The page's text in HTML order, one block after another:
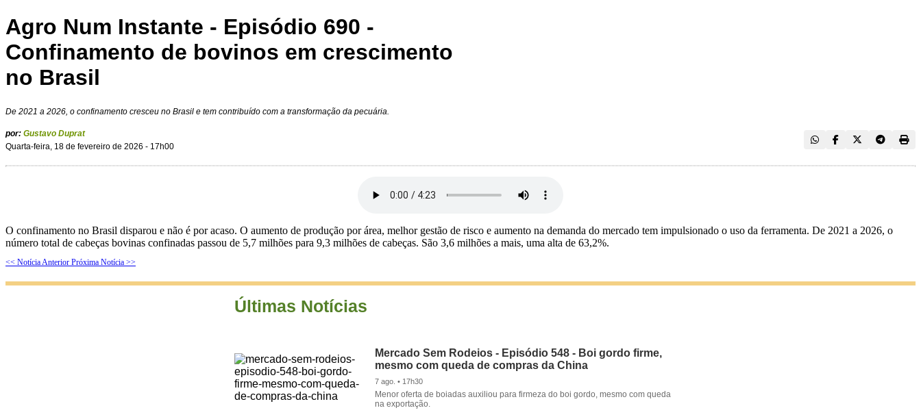
Agro Num Instante - Episódio 690 -
Confinamento de bovinos em crescimento
no Brasil
De 2021 a 2026, o confinamento cresceu no Brasil e tem contribuído com a transformação da pecuária.
por: Gustavo Duprat
Quarta-feira, 18 de fevereiro de 2026 - 17h00
O confinamento no Brasil disparou e não é por acaso. O aumento de produção por área, melhor gestão de risco e aumento na demanda do mercado tem impulsionado o uso da ferramenta. De 2021 a 2026, o
número total de cabeças bovinas confinadas passou de 5,7 milhões para 9,3 milhões de cabeças. São 3,6 milhões a mais, uma alta de 63,2%.
<< Notícia Anterior Próxima Notícia >>
Últimas Notícias
Mercado Sem Rodeios - Episódio 548 - Boi gordo firme,
mesmo com queda de compras da China
7 ago. • 17h30
Menor oferta de boiadas auxiliou para firmeza do boi gordo, mesmo com queda
na exportação.